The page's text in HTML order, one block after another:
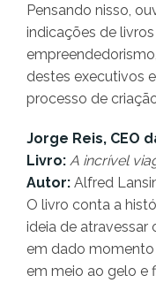
Pensando nisso,
indicações de
destes executivos
processo de
Jorge Reis, CEO
Livro: A incrível
Autor: Alfred
O livro conta a
ideia de atravessar
em dado momento
em meio ao gelo e